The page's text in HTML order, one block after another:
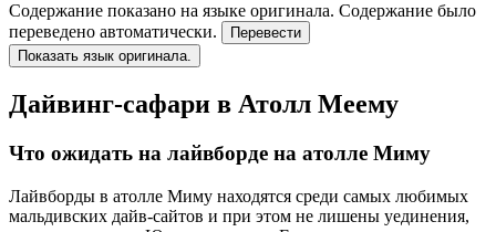
Содержание показано на языке оригинала. Содержание было
переведено автоматически.
Перевести
Показать язык оригинала.
Дайвинг-сафари в Атолл Меему
Что ожидать на лайвборде на атолле Миму
Лайвборды в атолле Миму находятся среди самых любимых
мальдивских дайв-сайтов и при этом не лишены уединения,